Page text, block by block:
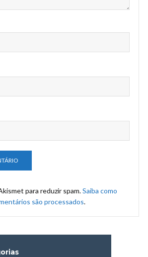
para reduzir spam.Saiba como
são processados.